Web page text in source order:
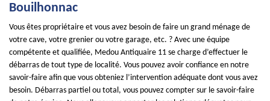
Bouilhonnac
Vous êtes propriétaire et vous avez besoin de faire un grand ménage de
votre cave, votre grenier ou votre garage, etc. ? Avec une équipe
compétente et qualifiée, Medou Antiquaire 11 se charge d’effectuer le
débarras de tout type de localité. Vous pouvez avoir confiance en notre
savoir-faire afin que vous obteniez l’intervention adéquate dont vous avez
besoin. Débarras partiel ou total, vous pouvez compter sur le savoir-faire